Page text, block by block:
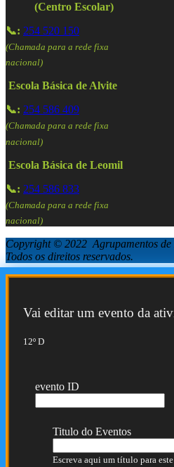
(Centro Escolar)
📞: 254 520 150
(Chamada para a rede fixa
nacional)
Escola Básica de Alvite
📞: 254 586 409
(Chamada para a rede fixa
nacional)
Escola Básica de Leomil
📞: 254 586 833
(Chamada para a rede fixa
nacional)
Copyright © 2022 Agrupamentos de
Todos os direitos reservados.
Vai editar um evento da
12º D
evento ID
Titulo do Eventos
Escreva aqui um título para